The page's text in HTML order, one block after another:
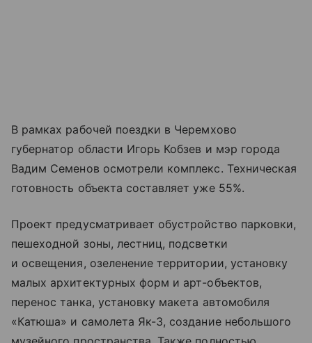
В рамках рабочей поездки в Черемхово
губернатор области Игорь Кобзев и мэр города
Вадим Семенов осмотрели комплекс. Техническая
готовность объекта составляет уже 55%.
Проект предусматривает обустройство парковки,
пешеходной зоны, лестниц, подсветки
и освещения, озеленение территории, установку
малых архитектурных форм и арт-объектов,
перенос танка, установку макета автомобиля
«Катюша» и самолета Як-3, создание небольшого